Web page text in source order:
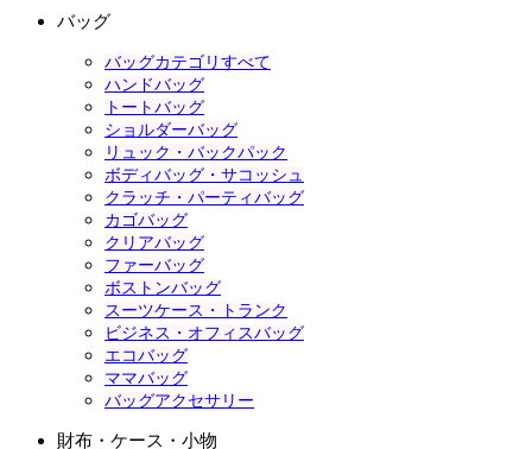
バッグ
バッグカテゴリすべて
ハンドバッグ
トートバッグ
ショルダーバッグ
リュック・バックパック
ボディバッグ・サコッシュ
クラッチ・パーティバッグ
カゴバッグ
クリアバッグ
ファーバッグ
ボストンバッグ
スーツケース・トランク
ビジネス・オフィスバッグ
エコバッグ
ママバッグ
バッグアクセサリー
財布・ケース・小物